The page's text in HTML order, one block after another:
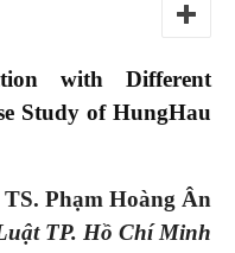
with Different
Study of HungHau
TS. Phạm Hoàng Ân
TP. Hồ Chí Minh